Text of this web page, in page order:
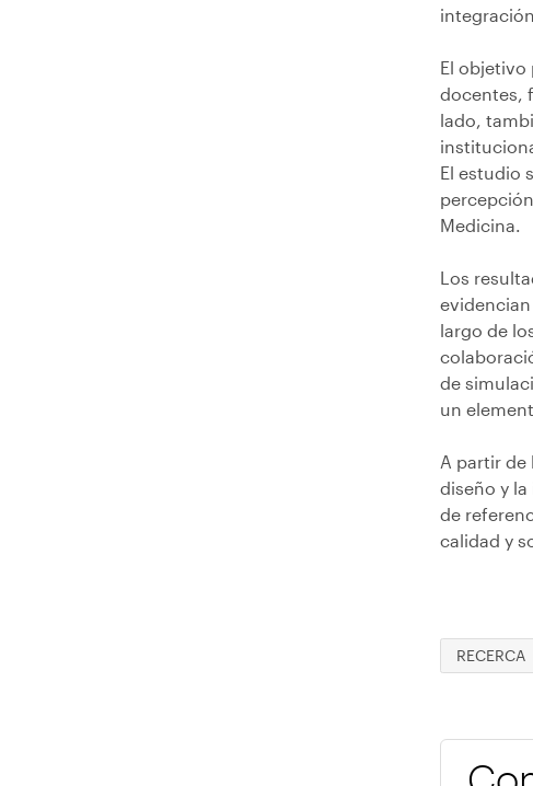
El objetivo
docentes,
lado,
El estudio
Medicina.
Los
largo de
de
un
A partir de
diseño y
de
calidad y
RECERCA